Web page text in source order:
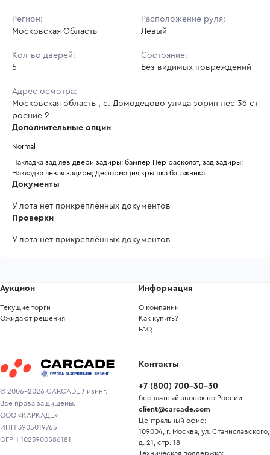
Регион:
Московская Область
Расположение руля:
Левый
Кол-во дверей:
5
Состояние:
Без видимых повреждений
Адрес осмотра:
Московская область , с. Домодедово улица зорин лес 36 ст
роение 2
Дополнительные опции
Normal
Накладка зад лев двери задиры; бампер Пер расколот, зад задиры;
Накладка левая задиры; Деформация крышка багажника
Документы
У лота нет прикреплённых документов
Проверки
У лота нет прикреплённых документов
© 2006-2026 CARCADE Лизинг.
Все права защищены.
ООО «КАРКАДЕ»
ИНН 3905019765
ОГРН 1023900586181
Аукцион
Текущие торги
Ожидают решения
Информация
О компании
Как купить?
FAQ
Контакты
+7 (800) 700-30-30
бесплатный звонок по России
client@carcade.com
Центральный офис:
109004, г. Москва, ул. Станиславского,
д. 21, стр. 18
Техническая поддержка: